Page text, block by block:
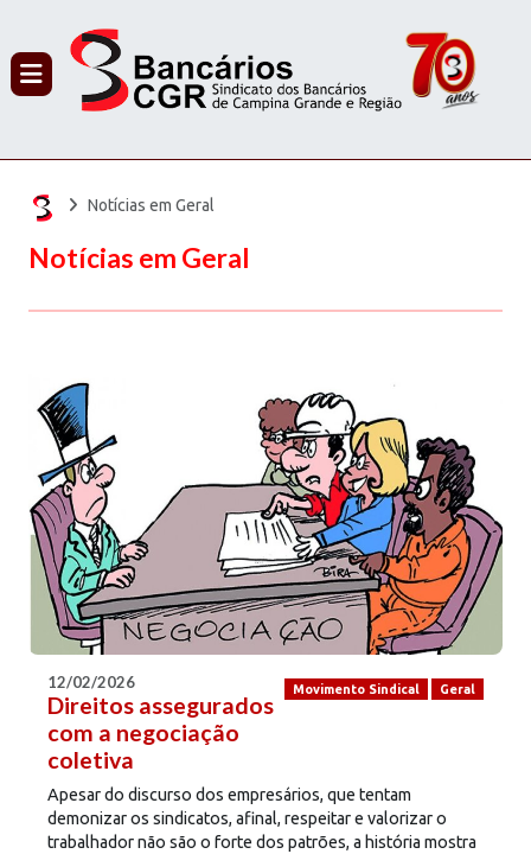
Notícias em Geral
Notícias em Geral
Movimento Sindical Geral
12/02/2026
Direitos assegurados
com a negociação
coletiva
Apesar do discurso dos empresários, que tentam
demonizar os sindicatos, afinal, respeitar e valorizar o
trabalhador não são o forte dos patrões, a história mostra